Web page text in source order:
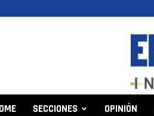
SECCIONES OPINIÓN